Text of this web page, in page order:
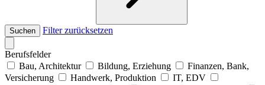
Suchen Filter zurücksetzen
Berufsfelder
Bau, Architektur
Bildung, Erziehung
Finanzen, Bank,
Versicherung
Handwerk, Produktion
IT, EDV